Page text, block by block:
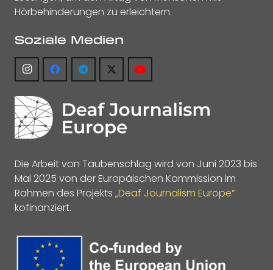
Hörbehinderungen zu erleichtern.
Soziale Medien
Die Arbeit von Taubenschlag wird von Juni 2023 bis
Mai 2025 von der Europäischen Kommission im
Rahmen des Projekts „Deaf Journalism Europe“
kofinanziert.